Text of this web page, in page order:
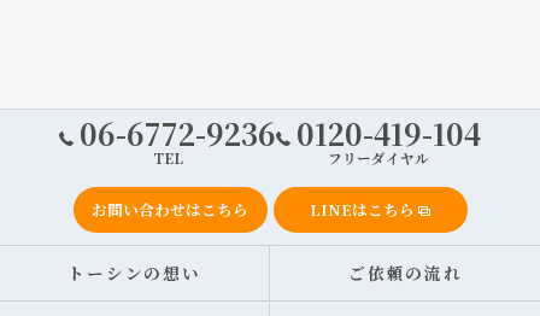
06-6772-9236
TEL
0120-419-104
フリーダイヤル
お問い合わせはこちら LINEはこちら
トーシンの想い ご依頼の流れ